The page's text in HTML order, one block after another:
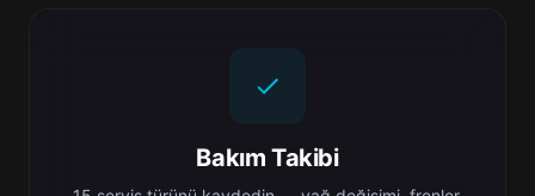
Bakım Takibi